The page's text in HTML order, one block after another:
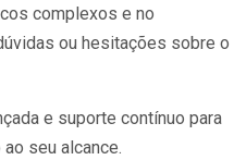
complexos e no
ou hesitações sobre o
e suporte contínuo para
seu alcance.